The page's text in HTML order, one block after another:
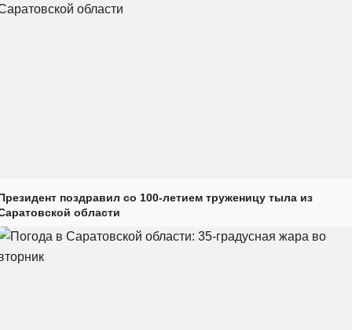
поздравил со 100-летием труженицу тыла из
области